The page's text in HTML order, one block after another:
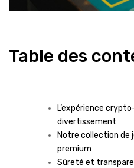
Table des
L’expérience
divertissement
Notre collection de
premium
Sûreté et